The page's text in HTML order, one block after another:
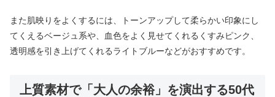
また肌映りをよくするには、トーンアップして柔らかい印象にし
てくえるベージュ系や、血色をよく見せてくれるくすみピンク、
透明感を引き上げてくれるライトブルーなどがおすすめです。
上質素材で「大人の余裕」を演出する50代